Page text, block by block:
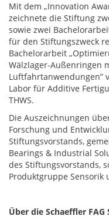
Mit dem „Innovation
zeichnete die Stiftung
sowie zwei
für den Stiftungszweck
Bachelorarbeit
Wälzlager-Außenringen
Luftfahrtanwendungen”
Labor für Additive
THWS.
Die Auszeichnungen
Forschung und
Stiftungsvorstands,
Bearings & Industrial
des Stiftungsvorstands,
Produktgruppe
Über die Schaeffler